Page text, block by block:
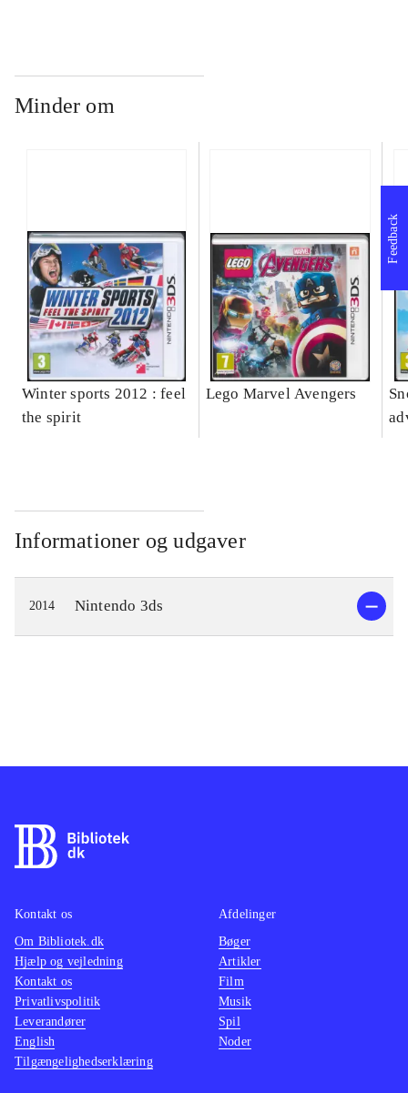
Minder om
Winter sports 2012 : feel
the spirit
Lego Marvel Avengers
Informationer og udgaver
2014 Nintendo 3ds
Feedback
Kontakt os
Om Bibliotek.dk
Hjælp og vejledning
Kontakt os
Privatlivspolitik
Leverandører
English
Tilgængelighedserklæring
Afdelinger
Bøger
Artikler
Film
Musik
Spil
Noder